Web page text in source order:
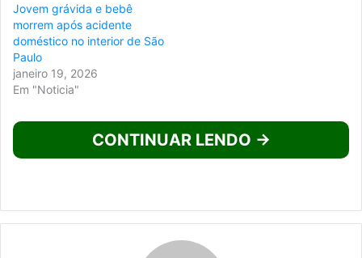
Jovem grávida e bebê
morrem após acidente
doméstico no interior de São
Paulo
janeiro 19, 2026
Em "Noticia"
CONTINUAR LENDO →